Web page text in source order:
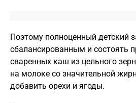
Поэтому полноценный детский
сбалансированным и состоять
сваренных каш из цельного
на молоке со значительной
добавить орехи и ягоды.